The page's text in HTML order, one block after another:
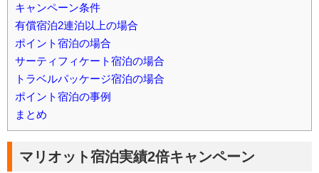
キャンペーン条件
有償宿泊2連泊以上の場合
ポイント宿泊の場合
サーティフィケート宿泊の場合
トラベルパッケージ宿泊の場合
ポイント宿泊の事例
まとめ
マリオット宿泊実績2倍キャンペーン